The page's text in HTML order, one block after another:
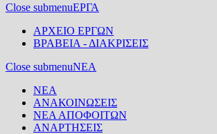
Close submenuΕΡΓΑ
ΑΡΧΕΙΟ ΕΡΓΩΝ
ΒΡΑΒΕΙΑ - ΔΙΑΚΡΙΣΕΙΣ
Close submenuΝΕΑ
ΝΕΑ
ΑΝΑΚΟΙΝΩΣΕΙΣ
ΝΕΑ ΑΠΟΦΟΙΤΩΝ
ΑΝΑΡΤΗΣΕΙΣ